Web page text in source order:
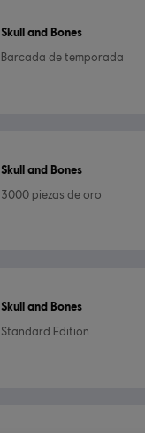
Skull and Bones
Barcada de temporada
Skull and Bones
3000 piezas de oro
Skull and Bones
Standard Edition